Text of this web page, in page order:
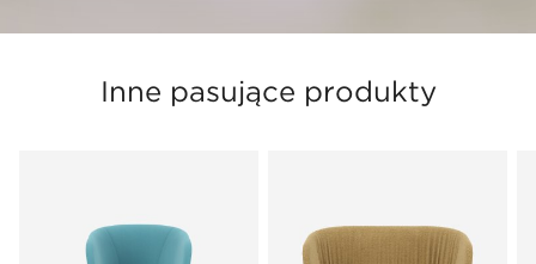
Inne pasujące produkty